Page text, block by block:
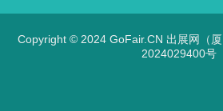
Copyright © 2024 GoFair.CN 出展网（
2024029400号